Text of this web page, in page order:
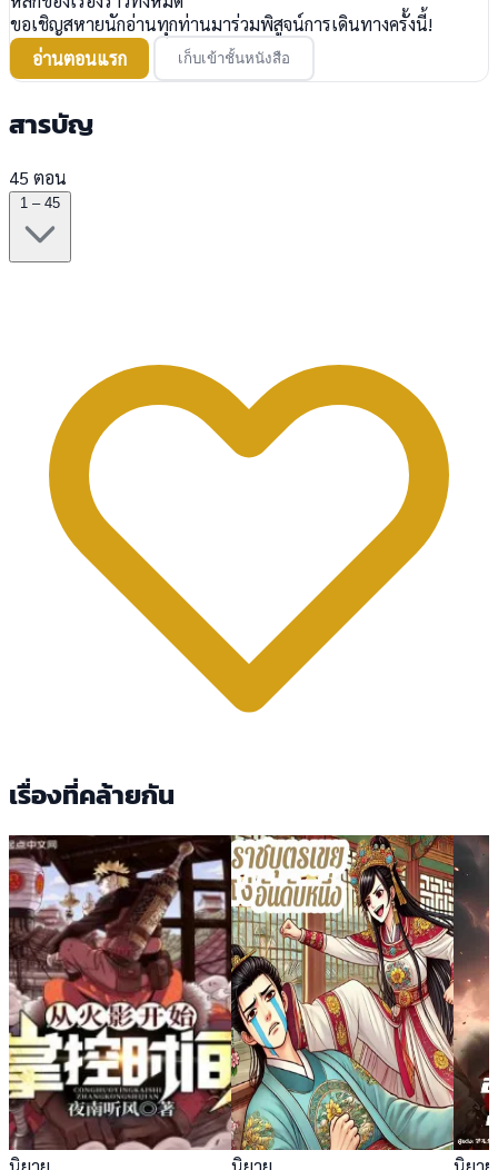
ขอเชิญสหายนักอ่านทุกท่านมาร่วมพิสูจน์การเดินทางครั้งนี้!
อ่านตอนแรก
เก็บเข้าชั้นหนังสือ
สารบัญ
45 ตอน
1 – 45
เรื่องที่คล้ายกัน